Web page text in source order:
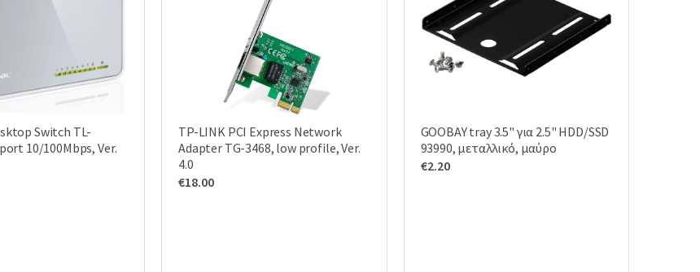
Switch TL-
10/100Mbps, Ver.
TP-LINK PCI Express Network
Adapter TG-3468, low profile, Ver.
4.0
€18.00
GOOBAY tray 3.5" για 2.5" HDD/SSD
93990, μεταλλικό, μαύρο
€2.20